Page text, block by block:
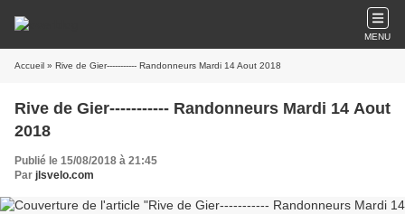
MENU
Accueil » Rive de Gier----------- Randonneurs Mardi 14 Aout 2018
Rive de Gier----------- Randonneurs Mardi 14 Aout
2018
Publié le 15/08/2018 à 21:45
Par jlsvelo.com